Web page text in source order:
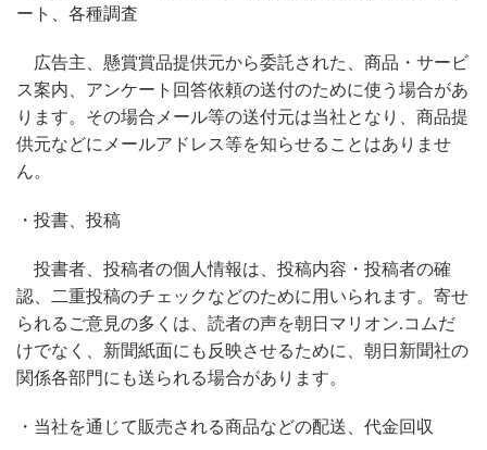
ート、各種調査
広告主、懸賞賞品提供元から委託された、商品・サービ
ス案内、アンケート回答依頼の送付のために使う場合があ
ります。その場合メール等の送付元は当社となり、商品提
供元などにメールアドレス等を知らせることはありませ
ん。
・投書、投稿
投書者、投稿者の個人情報は、投稿内容・投稿者の確
認、二重投稿のチェックなどのために用いられます。寄せ
られるご意見の多くは、読者の声を朝日マリオン.コムだ
けでなく、新聞紙面にも反映させるために、朝日新聞社の
関係各部門にも送られる場合があります。
・当社を通じて販売される商品などの配送、代金回収